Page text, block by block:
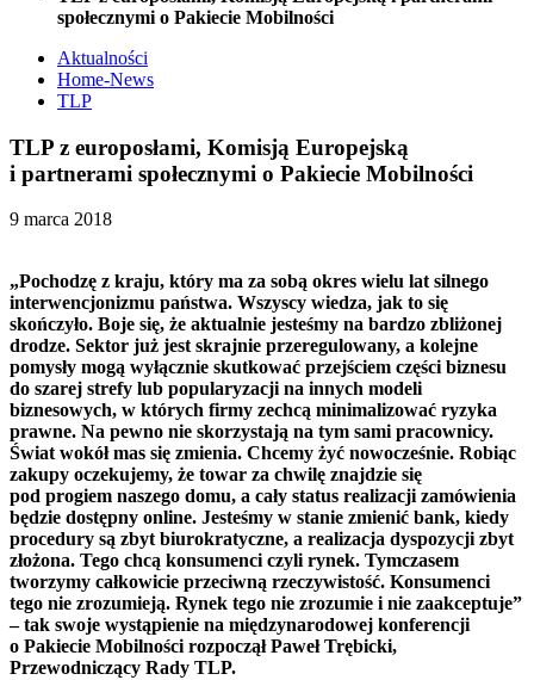
społecznymi o Pakiecie Mobilności
Aktualności
Home-News
TLP
TLP z europosłami, Komisją Europejską
i partnerami społecznymi o Pakiecie Mobilności
9 marca 2018
„Pochodzę z kraju, który ma za sobą okres wielu lat silnego
interwencjonizmu państwa. Wszyscy wiedza, jak to się
skończyło. Boje się, że aktualnie jesteśmy na bardzo zbliżonej
drodze. Sektor już jest skrajnie przeregulowany, a kolejne
pomysły mogą wyłącznie skutkować przejściem części biznesu
do szarej strefy lub popularyzacji na innych modeli
biznesowych, w których firmy zechcą minimalizować ryzyka
prawne. Na pewno nie skorzystają na tym sami pracownicy.
Świat wokół mas się zmienia. Chcemy żyć nowocześnie. Robiąc
zakupy oczekujemy, że towar za chwilę znajdzie się
pod progiem naszego domu, a cały status realizacji zamówienia
będzie dostępny online. Jesteśmy w stanie zmienić bank, kiedy
procedury są zbyt biurokratyczne, a realizacja dyspozycji zbyt
złożona. Tego chcą konsumenci czyli rynek. Tymczasem
tworzymy całkowicie przeciwną rzeczywistość. Konsumenci
tego nie zrozumieją. Rynek tego nie zrozumie i nie zaakceptuje”
– tak swoje wystąpienie na międzynarodowej konferencji
o Pakiecie Mobilności rozpoczął Paweł Trębicki,
Przewodniczący Rady TLP.